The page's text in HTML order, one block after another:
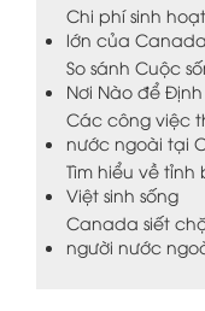
Chi phí sinh
lớn của Canada
So sánh Cuộc
Nơi Nào để
Các công việc
nước ngoài tại
Tìm hiểu về
Việt sinh sống
Canada siết
người nước